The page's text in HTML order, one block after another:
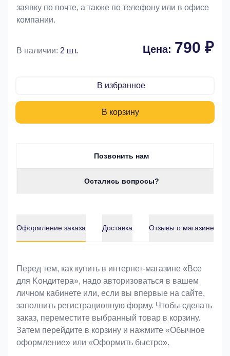
заявку по почте, а также по телефону или в офисе
компании.
В наличии: 2 шт. Цена: 790 ₽
В избранное
В корзину
Позвонить нам
Остались вопросы?
Оформление заказа Доставка Отзывы о магазине
Оформление заказа
Перед тем, как купить в интернет-магазине «Bce
для Koндитeрa», надо авторизоваться в вашем
личном кабинете или, если вы впервые на сайте,
заполнить регистрационную форму. Чтобы сделать
заказ, переместите выбранный товар в корзину.
Затем перейдите в корзину и нажмите «Обычное
оформление» или «Оформить быстро».